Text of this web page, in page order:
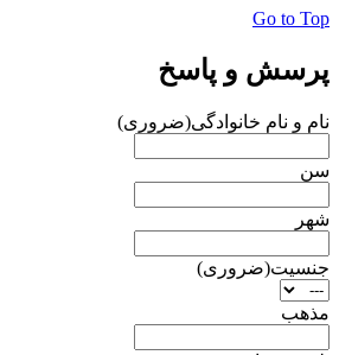
Go to Top
پرسش و پاسخ
نام و نام خانوادگی(ضروری)
سن
شهر
جنسیت(ضروری)
مذهب